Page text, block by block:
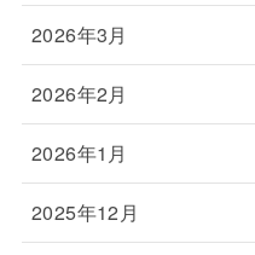
2026年3月
2026年2月
2026年1月
2025年12月